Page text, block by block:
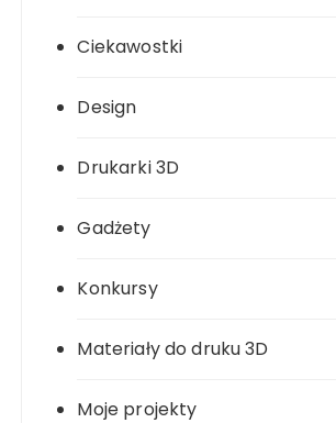
Ciekawostki
Design
Drukarki 3D
Gadżety
Konkursy
Materiały do druku 3D
Moje projekty